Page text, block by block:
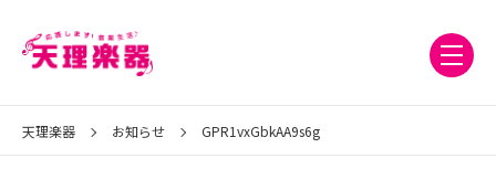
天理楽器 お知らせ GPR1vxGbkAA9s6g